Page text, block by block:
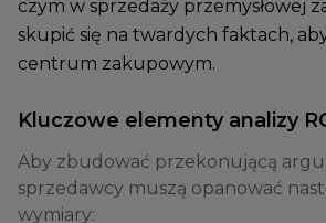
czym w sprzedaży przemysłowej
skupić się na twardych faktach,
centrum zakupowym.
Kluczowe elementy analizy
Aby zbudować przekonującą
sprzedawcy muszą opanować
wymiary: